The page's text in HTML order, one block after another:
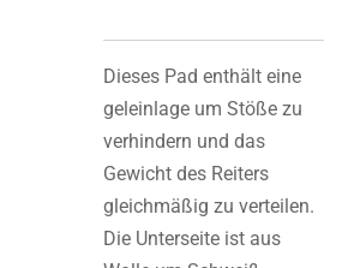
Dieses Pad enthält eine
geleinlage um Stöße zu
verhindern und das
Gewicht des Reiters
gleichmäßig zu verteilen.
Die Unterseite ist aus